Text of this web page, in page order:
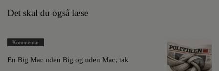
Det skal du også læse
Kommentar
En Big Mac uden Big og uden Mac, tak